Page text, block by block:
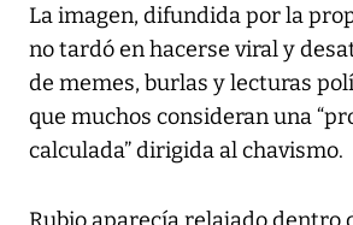
La imagen, difundida por la
no tardó en hacerse viral y
de memes, burlas y lecturas
que muchos consideran una
calculada” dirigida al chavismo.
Rubio aparecía relajado dentro